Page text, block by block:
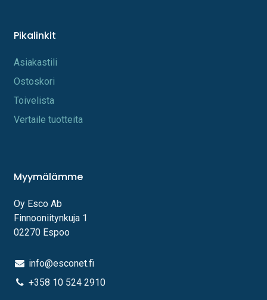
Pikalinkit
A​s​iakastili
Os​toskori
Toi​velista
Vertaile tuotteita
Myymälämme
Oy Esco Ab
Finnooniitynkuja 1
02270 Espoo
info@esconet.fi
+358 10 524 2910